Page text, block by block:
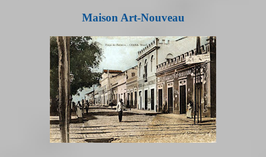
Maison Art-Nouveau